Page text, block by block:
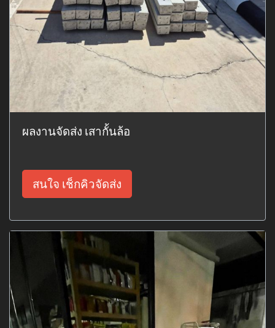
ผลงานจัดส่ง เสากั้นล้อ
สนใจ เช็กคิวจัดส่ง